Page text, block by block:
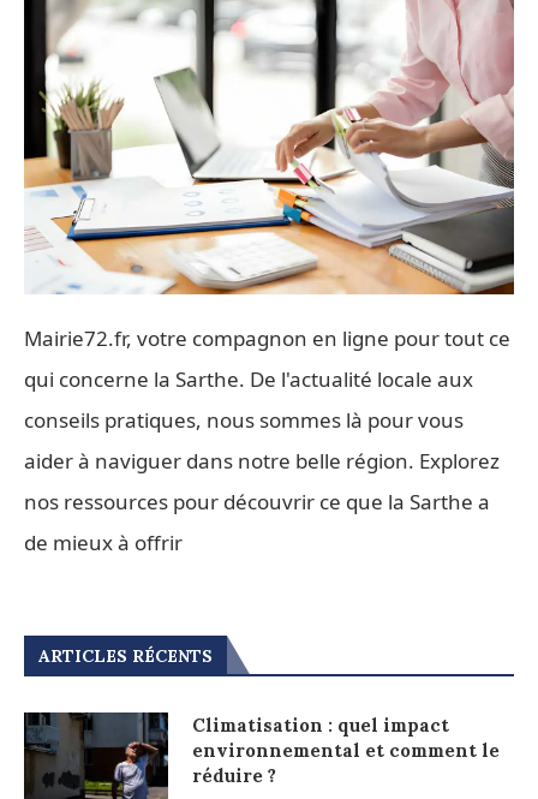
Mairie72.fr, votre compagnon en ligne pour tout ce
qui concerne la Sarthe. De l'actualité locale aux
conseils pratiques, nous sommes là pour vous
aider à naviguer dans notre belle région. Explorez
nos ressources pour découvrir ce que la Sarthe a
de mieux à offrir
ARTICLES RÉCENTS
Climatisation : quel impact
environnemental et comment le
réduire ?